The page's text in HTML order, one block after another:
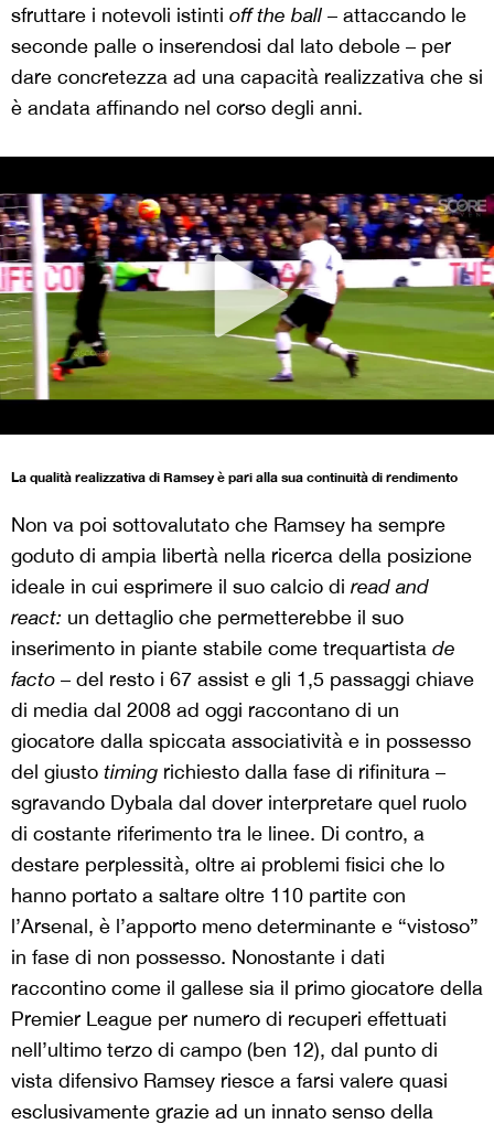
sfruttare i notevoli istinti off the ball – attaccando le
seconde palle o inserendosi dal lato debole – per
dare concretezza ad una capacità realizzativa che si
è andata affinando nel corso degli anni.
La qualità realizzativa di Ramsey è pari alla sua continuità di rendimento
Non va poi sottovalutato che Ramsey ha sempre
goduto di ampia libertà nella ricerca della posizione
ideale in cui esprimere il suo calcio di read and
react: un dettaglio che permetterebbe il suo
inserimento in piante stabile come trequartista de
facto – del resto i 67 assist e gli 1,5 passaggi chiave
di media dal 2008 ad oggi raccontano di un
giocatore dalla spiccata associatività e in possesso
del giusto timing richiesto dalla fase di rifinitura –
sgravando Dybala dal dover interpretare quel ruolo
di costante riferimento tra le linee. Di contro, a
destare perplessità, oltre ai problemi fisici che lo
hanno portato a saltare oltre 110 partite con
l’Arsenal, è l’apporto meno determinante e “vistoso”
in fase di non possesso. Nonostante i dati
raccontino come il gallese sia il primo giocatore della
Premier League per numero di recuperi effettuati
nell’ultimo terzo di campo (ben 12), dal punto di
vista difensivo Ramsey riesce a farsi valere quasi
esclusivamente grazie ad un innato senso della